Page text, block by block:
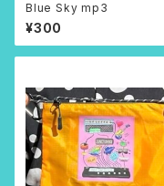
Blue Sky mp3
¥300